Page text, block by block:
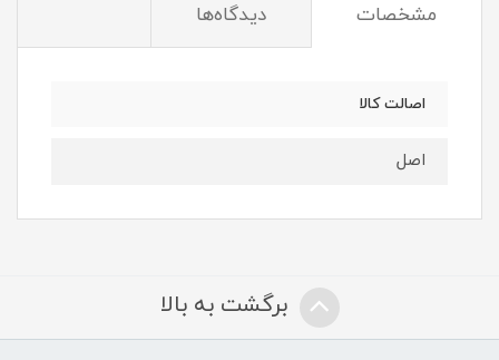
مشخصات دیدگاه‌ها
اصالت کالا
اصل
برگشت به بالا